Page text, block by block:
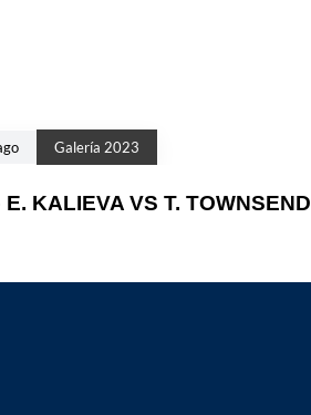
Galería 2023
E. KALIEVA VS T. TOWNSEND